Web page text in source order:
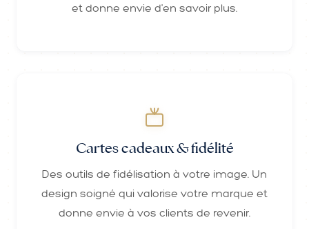
et donne envie d'en savoir plus.
Cartes cadeaux & fidélité
Des outils de fidélisation à votre image. Un
design soigné qui valorise votre marque et
donne envie à vos clients de revenir.